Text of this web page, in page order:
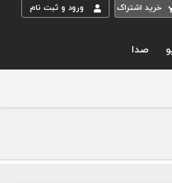
خريد اشتراک ورود و ثبت نام
صدا